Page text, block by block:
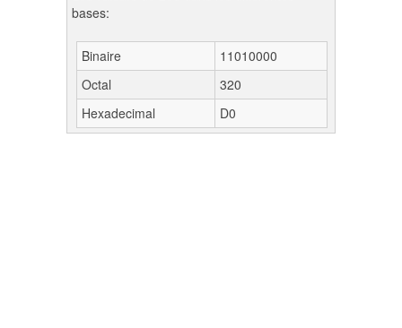
bases:
Binaire
11010000
Octal
320
Hexadecimal
D0